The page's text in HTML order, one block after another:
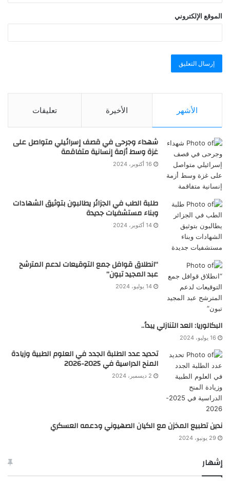
الموقع الإلكتروني
الأشهر الأخيرة تعليقات
شهداء وجرحى في قصف إسرائيلي متواصل على
غزة وسط أزمة إنسانية متفاقمة
16 أكتوبر، 2024
طلبة الطب في الجزائر يطالبون بتوثيق الشهادات
وبناء مستشفيات جديدة
14 أكتوبر، 2024
“انطلاق قوافل جمع التوقيعات لدعم المترشح
عبد المجيد تبون”
14 يوليو، 2024
البكالوريا: العد التنازلي يبدأ..
16 يوليو، 2024
تحديد عدد الطلبة الجدد في العلوم الطبية وزيادة
المنح الدراسية في 2025-2026
2 ديسمبر، 2024
ندين تطبيع المخزن مع الكيان الصهيوني ودعمه العسكري
29 يونيو، 2024
إشهار